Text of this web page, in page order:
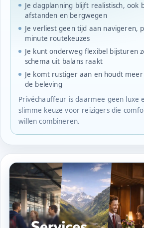
Je dagplanning blijft realistisch, ook
afstanden en bergwegen
Je verliest geen tijd aan navigeren,
minute routekeuzes
Je kunt onderweg flexibel bijsturen
schema uit balans raakt
Je komt rustiger aan en houdt
de beleving
Privéchauffeur is daarmee geen luxe
slimme keuze voor reizigers die
willen combineren.